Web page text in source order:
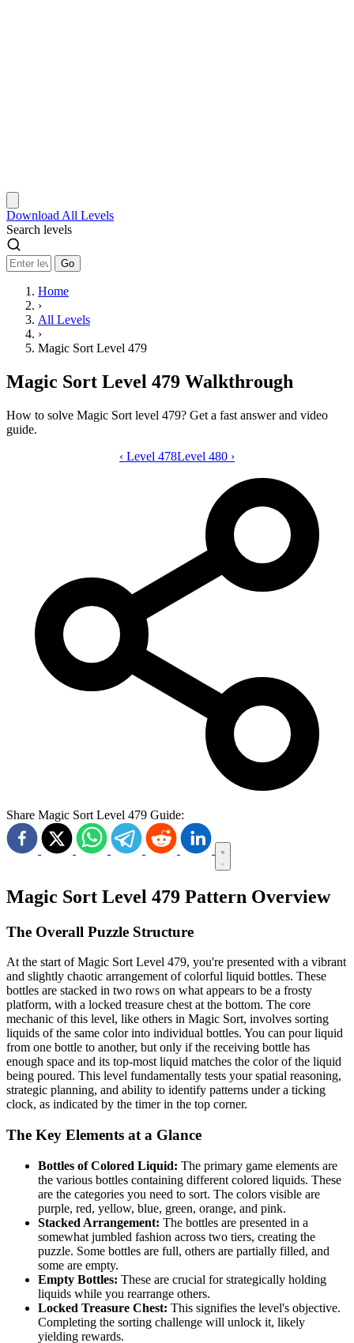
Download All Levels
Search levels
Go
Home
›
All Levels
›
Magic Sort Level 479
Magic Sort Level 479 Walkthrough
How to solve Magic Sort level 479? Get a fast answer and video
guide.
Magic Sort level 479 video guide
‹ Level 478Level 480 ›
Share Magic Sort Level 479 Guide:
Magic Sort Level 479 Pattern Overview
The Overall Puzzle Structure
At the start of Magic Sort Level 479, you're presented with a vibrant
and slightly chaotic arrangement of colorful liquid bottles. These
bottles are stacked in two rows on what appears to be a frosty
platform, with a locked treasure chest at the bottom. The core
mechanic of this level, like others in Magic Sort, involves sorting
liquids of the same color into individual bottles. You can pour liquid
from one bottle to another, but only if the receiving bottle has
enough space and its top-most liquid matches the color of the liquid
being poured. This level fundamentally tests your spatial reasoning,
strategic planning, and ability to identify patterns under a ticking
clock, as indicated by the timer in the top corner.
The Key Elements at a Glance
Bottles of Colored Liquid: The primary game elements are
the various bottles containing different colored liquids. These
are the categories you need to sort. The colors visible are
purple, red, yellow, blue, green, orange, and pink.
Stacked Arrangement: The bottles are presented in a
somewhat jumbled fashion across two tiers, creating the
puzzle. Some bottles are full, others are partially filled, and
some are empty.
Empty Bottles: These are crucial for strategically holding
liquids while you rearrange others.
Locked Treasure Chest: This signifies the level's objective.
Completing the sorting challenge will unlock it, likely
yielding rewards.